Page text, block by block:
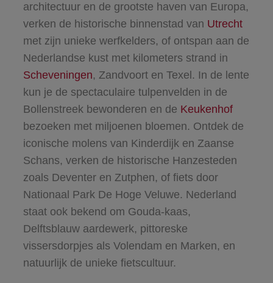
architectuur en de grootste haven van Europa,
verken de historische binnenstad van Utrecht
met zijn unieke werfkelders, of ontspan aan de
Nederlandse kust met kilometers strand in
Scheveningen, Zandvoort en Texel. In de lente
kun je de spectaculaire tulpenvelden in de
Bollenstreek bewonderen en de Keukenhof
bezoeken met miljoenen bloemen. Ontdek de
iconische molens van Kinderdijk en Zaanse
Schans, verken de historische Hanzesteden
zoals Deventer en Zutphen, of fiets door
Nationaal Park De Hoge Veluwe. Nederland
staat ook bekend om Gouda-kaas,
Delftsblauw aardewerk, pittoreske
vissersdorpjes als Volendam en Marken, en
natuurlijk de unieke fietscultuur.